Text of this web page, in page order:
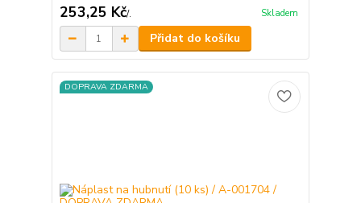
253,25 Kč/. Skladem
Přidat do košíku
DOPRAVA ZDARMA